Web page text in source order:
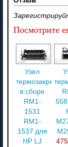
Посмотрите
Узел
в сборе
RM1-
1531
RM1-
1537 для
HP LJ